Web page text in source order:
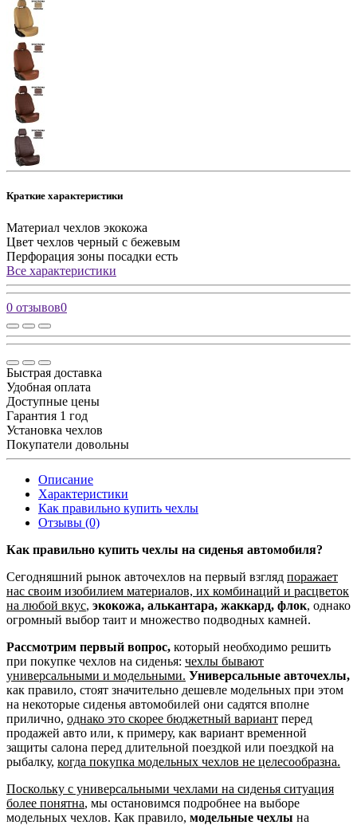
Краткие характеристики
Материал чехлов экокожа
Цвет чехлов черный с бежевым
Перфорация зоны посадки есть
Все характеристики
0 отзывов0
Быстрая доставка
Удобная оплата
Доступные цены
Гарантия 1 год
Установка чехлов
Покупатели довольны
Описание
Характеристики
Как правильно купить чехлы
Отзывы (0)
Как правильно купить чехлы на сиденья автомобиля?
Сегодняшний рынок авточехлов на первый взгляд поражает
нас своим изобилием материалов, их комбинаций и расцветок
на любой вкус, экокожа, алькантара, жаккард, флок, однако
огромный выбор таит и множество подводных камней.
Рассмотрим первый вопрос, который необходимо решить
при покупке чехлов на сиденья: чехлы бывают
универсальными и модельными. Универсальные авточехлы,
как правило, стоят значительно дешевле модельных при этом
на некоторые сиденья автомобилей они садятся вполне
прилично, однако это скорее бюджетный вариант перед
продажей авто или, к примеру, как вариант временной
защиты салона перед длительной поездкой или поездкой на
рыбалку, когда покупка модельных чехлов не целесообразна.
Поскольку с универсальными чехлами на сиденья ситуация
более понятна, мы остановимся подробнее на выборе
модельных чехлов. Как правило, модельные чехлы на